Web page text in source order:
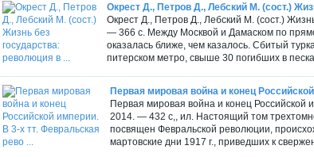
Окрест Д., Петров Д., Лебский М. (сост.)
Окрест Д., Петров Д., Лебский М. (сост.)
— 366 с. Между Москвой и Дамаском по
оказалась ближе, чем казалось. Сбитый
питерском метро, свыше 30 погибших в
Первая мировая война и конец
Первая мировая война и конец Российской
2014. — 432 с,, ил. Настоящий том
посвящен Февральской революции,
мартовские дни 1917 г., приведших к